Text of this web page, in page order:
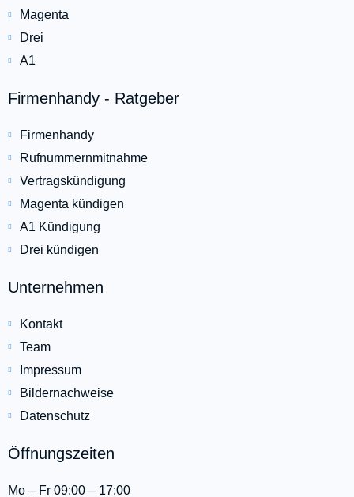
Magenta
Drei
A1
Firmenhandy - Ratgeber
Firmenhandy
Rufnummernmitnahme
Vertragskündigung
Magenta kündigen
A1 Kündigung
Drei kündigen
Unternehmen
Kontakt
Team
Impressum
Bildernachweise
Datenschutz
Öffnungszeiten
Mo – Fr 09:00 – 17:00